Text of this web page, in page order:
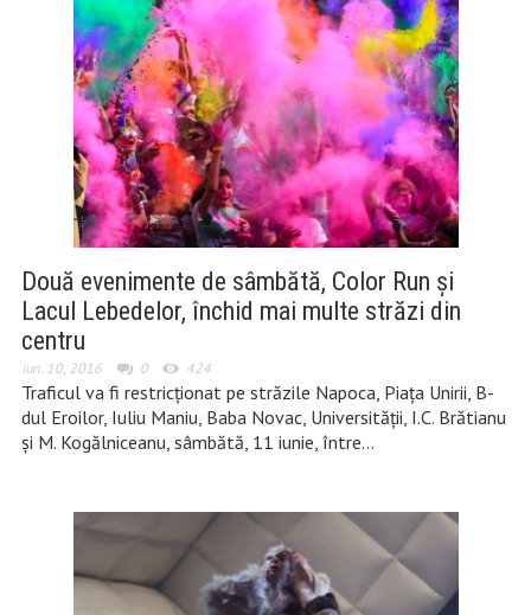
Două evenimente de sâmbătă, Color Run și
Lacul Lebedelor, închid mai multe străzi din
centru
iun. 10, 2016 0 424
Traficul va fi restricționat pe străzile Napoca, Piața Unirii, B-
dul Eroilor, Iuliu Maniu, Baba Novac, Universității, I.C. Brătianu
și M. Kogălniceanu, sâmbătă, 11 iunie, între…